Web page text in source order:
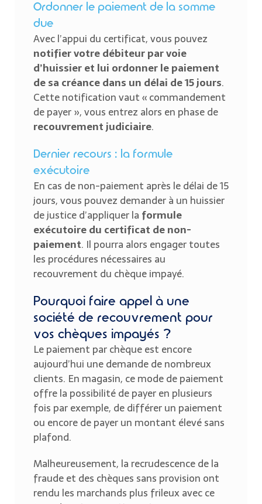
Ordonner le paiement de la somme
due
Avec l’appui du certificat, vous pouvez
notifier votre débiteur par voie
d’huissier et lui ordonner le paiement
de sa créance dans un délai de 15 jours.
Cette notification vaut « commandement
de payer », vous entrez alors en phase de
recouvrement judiciaire.
Dernier recours : la formule
exécutoire
En cas de non-paiement après le délai de 15
jours, vous pouvez demander à un huissier
de justice d’appliquer la formule
exécutoire du certificat de non-
paiement. Il pourra alors engager toutes
les procédures nécessaires au
recouvrement du chèque impayé.
Pourquoi faire appel à une
société de recouvrement pour
vos chèques impayés ?
Le paiement par chèque est encore
aujourd’hui une demande de nombreux
clients. En magasin, ce mode de paiement
offre la possibilité de payer en plusieurs
fois par exemple, de différer un paiement
ou encore de payer un montant élevé sans
plafond.
Malheureusement, la recrudescence de la
fraude et des chèques sans provision ont
rendu les marchands plus frileux avec ce